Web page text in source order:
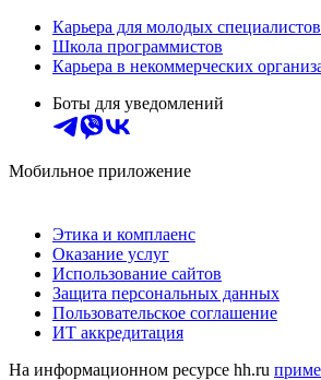
Карьера для молодых специалистов
Школа программистов
Карьера в некоммерческих
Боты для уведомлений
Мобильное приложение
Этика и комплаенс
Оказание услуг
Использование сайтов
Защита персональных данных
Пользовательское соглашение
ИТ аккредитация
На информационном ресурсе hh.ru